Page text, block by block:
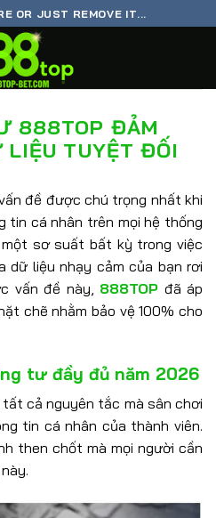
OR JUST REMOVE IT...
888TOP ĐẢM
LIỆU TUYỆT ĐỐI
đề được chú trọng nhất khi
tin cá nhân trên mọi hệ thống
sơ suất bất kỳ trong việc
dữ liệu nhạy cảm của bạn rơi
vấn đề này, 888TOP đã áp
chẽ nhằm bảo vệ 100% cho
tư đầy đủ năm 2026
tất cả nguyên tắc mà sân chơi
tin cá nhân của thành viên.
then chốt mà mọi người cần